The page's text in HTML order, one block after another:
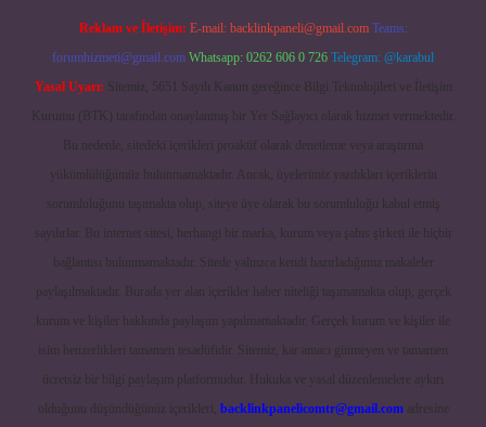
Reklam ve İletişim: E-mail: backlinkpaneli@gmail.com Teams:
forumhizmeti@gmail.com Whatsapp: 0262 606 0 726 Telegram: @karabul
Yasal Uyarı: Sitemiz, 5651 Sayılı Kanun gereğince Bilgi Teknolojileri ve İletişim
Kurumu (BTK) tarafından onaylanmış bir Yer Sağlayıcı olarak hizmet vermektedir.
Bu nedenle, sitedeki içerikleri proaktif olarak denetleme veya araştırma
yükümlülüğümüz bulunmamaktadır. Ancak, üyelerimiz yazdıkları içeriklerin
sorumluluğunu taşımakta olup, siteye üye olarak bu sorumluluğu kabul etmiş
sayılırlar. Bu internet sitesi, herhangi bir marka, kurum veya şahıs şirketi ile hiçbir
bağlantısı bulunmamaktadır. Sitede yalnızca kendi hazırladığımız makaleler
paylaşılmaktadır. Burada yer alan içerikler haber niteliği taşımamakta olup, gerçek
kurum ve kişiler hakkında paylaşım yapılmamaktadır. Gerçek kurum ve kişiler ile
isim benzerlikleri tamamen tesadüfidir. Sitemiz, kar amacı gütmeyen ve tamamen
ücretsiz bir bilgi paylaşım platformudur. Hukuka ve yasal düzenlemelere aykırı
olduğunu düşündüğünüz içerikleri, backlinkpanelicomtr@gmail.comadresine